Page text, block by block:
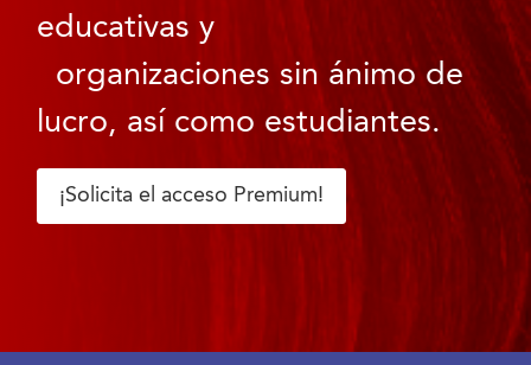
educativas y
organizaciones sin ánimo de
lucro, así como estudiantes.
¡Solicita el acceso Premium!